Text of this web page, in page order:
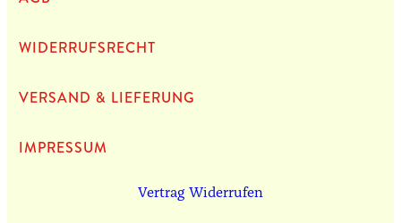
WIDERRUFSRECHT
VERSAND & LIEFERUNG
IMPRES­SUM
Vertrag Widerrufen